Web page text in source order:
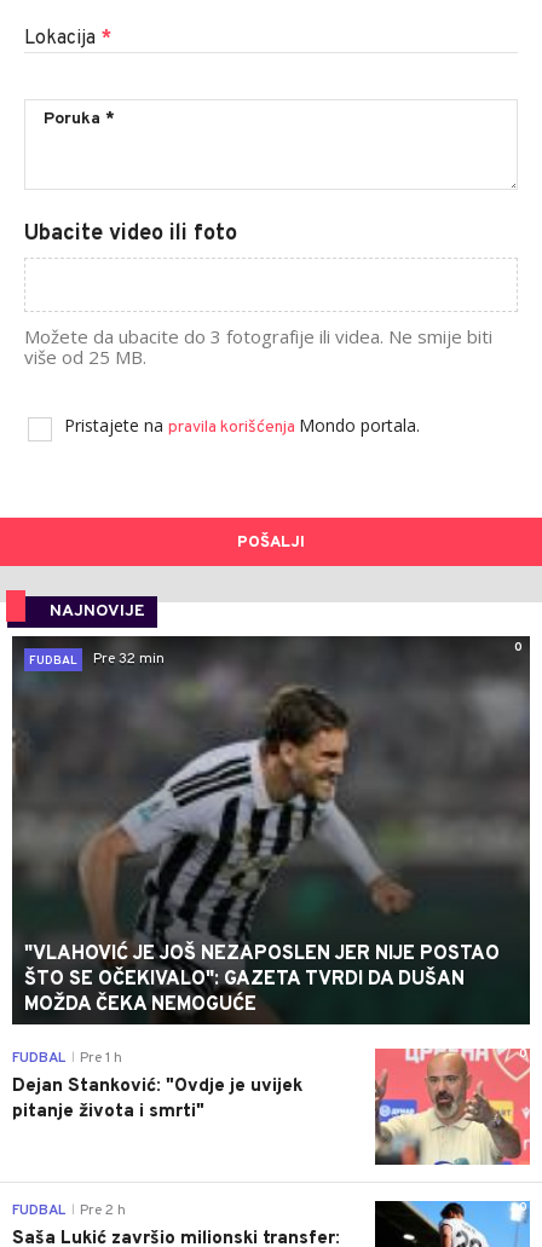
Lokacija *
Ubacite video ili foto
Možete da ubacite do 3 fotografije ili videa. Ne smije biti
više od 25 MB.
Pristajete na pravila korišćenja Mondo portala.
POŠALJI
NAJNOVIJE
0
FUDBAL
Pre 32 min
"VLAHOVIĆ JE JOŠ NEZAPOSLEN JER NIJE POSTAO
ŠTO SE OČEKIVALO": GAZETA TVRDI DA DUŠAN
MOŽDA ČEKA NEMOGUĆE
0
FUDBAL Pre 1 h
Dejan Stanković: "Ovdje je uvijek
pitanje života i smrti"
0
FUDBAL Pre 2 h
Saša Lukić završio milionski transfer: